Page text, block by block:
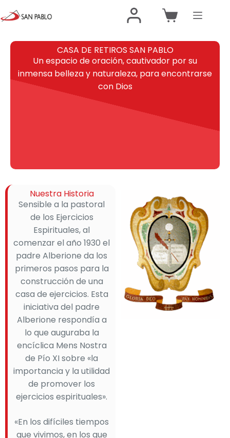
CASA DE RETIROS SAN PABLO
Un espacio de oración, cautivador por su
inmensa belleza y naturaleza, para encontrarse
con Dios
Nuestra Historia
Sensible a la pastoral
de los Ejercicios
Espirituales, al
comenzar el año 1930 el
padre Alberione da los
primeros pasos para la
construcción de una
casa de ejercicios. Esta
iniciativa del padre
Alberione respondía a
lo que auguraba la
encíclica Mens Nostra
de Pío XI sobre «la
importancia y la utilidad
de promover los
ejercicios espirituales».
«En los difíciles tiempos
que vivimos, en los que